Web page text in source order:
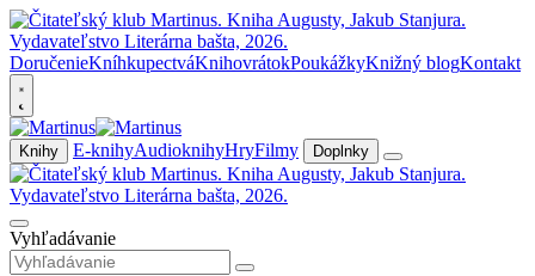
DoručenieKníhkupectváKnihovrátokPoukážkyKnižný blogKontakt
Knihy E-knihyAudioknihyHryFilmy Doplnky
Vyhľadávanie